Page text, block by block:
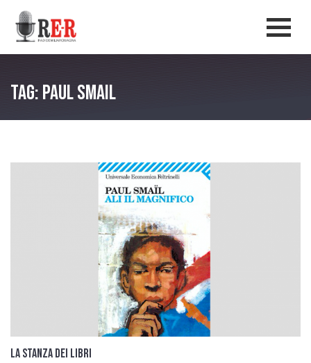
Salta al contenuto principale
Tag: Paul Smail
La stanza dei Libri